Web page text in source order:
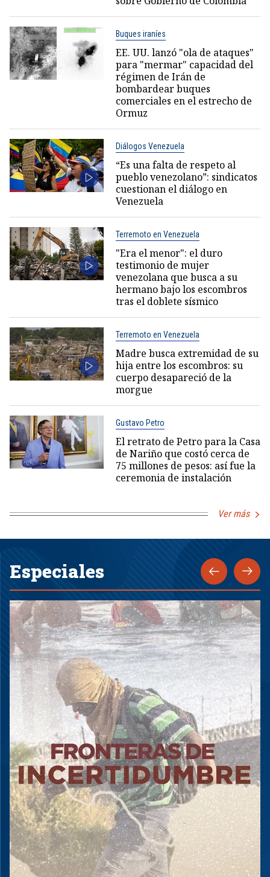
Buques iraníes
EE. UU. lanzó "ola de ataques"
para "mermar" capacidad del
régimen de Irán de
bombardear buques
comerciales en el estrecho de
Ormuz
Diálogos Venezuela
“Es una falta de respeto al
pueblo venezolano”: sindicatos
cuestionan el diálogo en
Venezuela
Terremoto en Venezuela
"Era el menor": el duro
testimonio de mujer
venezolana que busca a su
hermano bajo los escombros
tras el doblete sísmico
Terremoto en Venezuela
Madre busca extremidad de su
hija entre los escombros: su
cuerpo desapareció de la
morgue
Gustavo Petro
El retrato de Petro para la Casa
de Nariño que costó cerca de
75 millones de pesos: así fue la
ceremonia de instalación
Ver más
Especiales